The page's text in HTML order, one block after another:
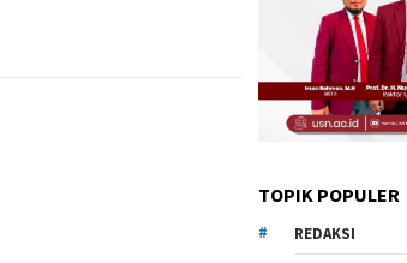
TOPIK POPULER
REDAKSI